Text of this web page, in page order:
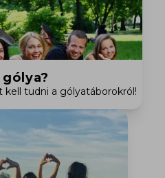
kell tudni a gólyatáborokról!